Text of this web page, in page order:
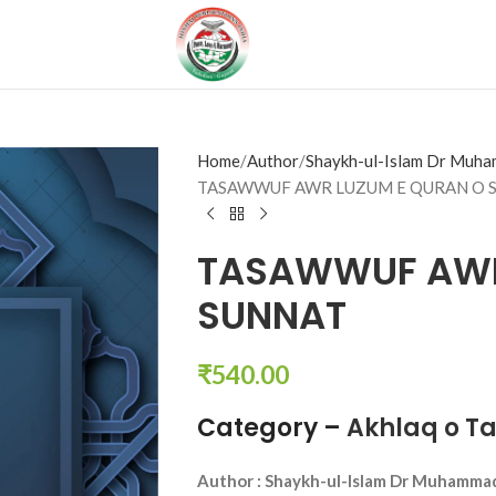
Home Author Shaykh-ul-Islam Dr
TASAWWUF AWR LUZUM E QURAN O
TASAWWUF
SUNNAT
₹540.00
Category – Akhlaq o
Author : Shaykh-ul-Islam Dr